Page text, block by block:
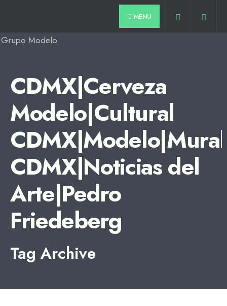
content
MENU
CDMX|Cerveza
Modelo|Cultural
CDMX|Noticias del
Arte|Pedro
Friedeberg
Tag Archive